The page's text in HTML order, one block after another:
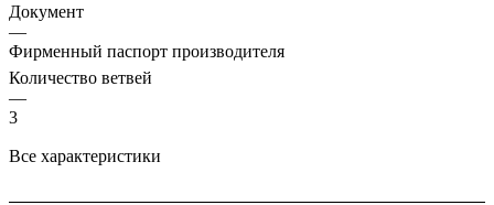
Документ
—
Фирменный паспорт производителя
Количество ветвей
—
3
Все характеристики